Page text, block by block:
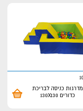
מדרגות כניסה לבריכת
כדורים 130X130